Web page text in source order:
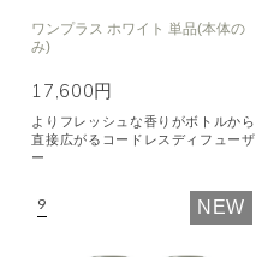
ワンプラス ホワイト 単品(本体の
み)
17,600円
よりフレッシュな香りがボトルから
直接広がるコードレスディフューザ
ー
NEW